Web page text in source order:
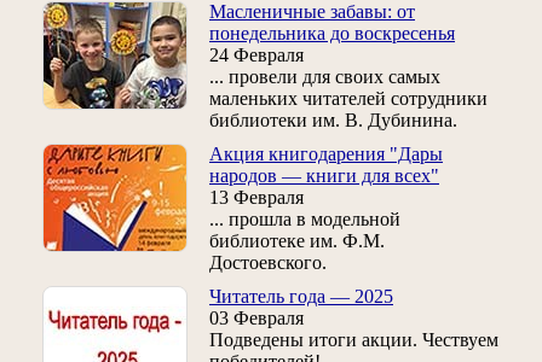
Масленичные забавы: от
понедельника до воскресенья
24 Февраля
... провели для своих самых
маленьких читателей сотрудники
библиотеки им. В. Дубинина.
Акция книгодарения "Дары
народов — книги для всех"
13 Февраля
... прошла в модельной
библиотеке им. Ф.М.
Достоевского.
Читатель года — 2025
03 Февраля
Подведены итоги акции. Чествуем